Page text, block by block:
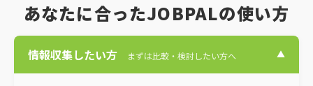
あなたに合ったJOBPALの使い方
情報収集したい方 まずは比較・検討したい方へ ▼